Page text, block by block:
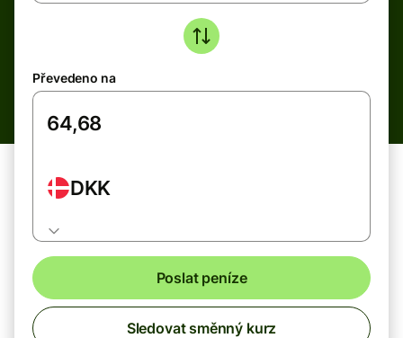
Převedeno na
DKK
Poslat peníze
Sledovat směnný kurz